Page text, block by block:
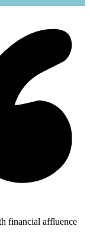
financial affluence